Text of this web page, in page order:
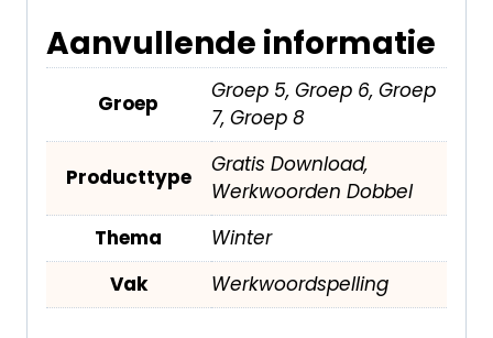
Aanvullende informatie
Groep
Groep 5, Groep 6, Groep
7, Groep 8
Producttype
Gratis Download,
Werkwoorden Dobbel
Thema
Winter
Vak
Werkwoordspelling